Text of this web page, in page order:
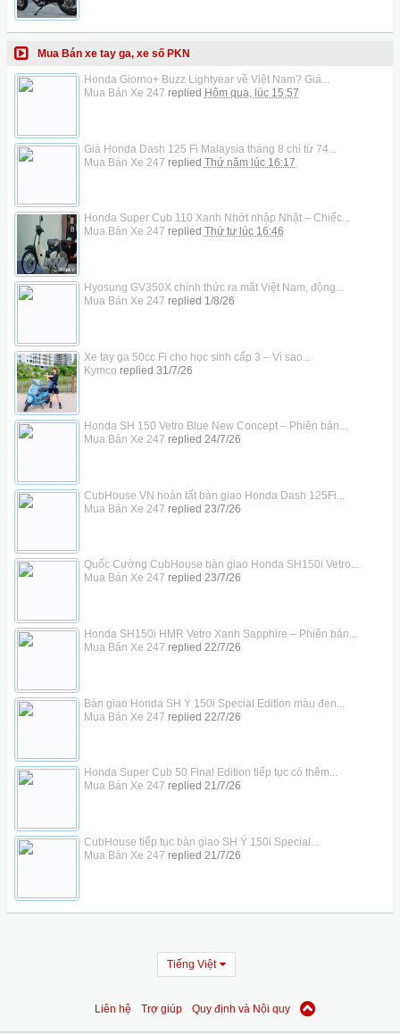
Mua Bán xe tay ga, xe số PKN
Honda Giorno+ Buzz Lightyear về Việt Nam? Giá...
Mua Bán Xe 247 replied Hôm qua, lúc 15:57
Giá Honda Dash 125 Fi Malaysia tháng 8 chỉ từ 74...
Mua Bán Xe 247 replied Thứ năm lúc 16:17
Honda Super Cub 110 Xanh Nhớt nhập Nhật – Chiếc...
Mua Bán Xe 247 replied Thứ tư lúc 16:46
Hyosung GV350X chính thức ra mắt Việt Nam, động...
Mua Bán Xe 247 replied 1/8/26
Xe tay ga 50cc Fi cho học sinh cấp 3 – Vì sao...
Kymco replied 31/7/26
Honda SH 150 Vetro Blue New Concept – Phiên bản...
Mua Bán Xe 247 replied 24/7/26
CubHouse VN hoàn tất bàn giao Honda Dash 125Fi...
Mua Bán Xe 247 replied 23/7/26
Quốc Cường CubHouse bàn giao Honda SH150i Vetro...
Mua Bán Xe 247 replied 23/7/26
Honda SH150i HMR Vetro Xanh Sapphire – Phiên bản...
Mua Bán Xe 247 replied 22/7/26
Bàn giao Honda SH Ý 150i Special Edition màu đen...
Mua Bán Xe 247 replied 22/7/26
Honda Super Cub 50 Final Edition tiếp tục có thêm...
Mua Bán Xe 247 replied 21/7/26
CubHouse tiếp tục bàn giao SH Ý 150i Special...
Mua Bán Xe 247 replied 21/7/26
Tiếng Việt
Liên hệ Trợ giúp Quy định và Nội quy